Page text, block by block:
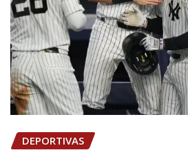
DEPORTIVAS